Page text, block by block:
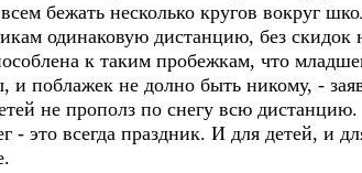
бежать несколько кругов вокруг
одинаковую дистанцию, без скидок
к таким пробежкам, что
и поблажек не долно быть никому, -
не прополз по снегу всю дистанцию.
- это всегда праздник. И для детей, и